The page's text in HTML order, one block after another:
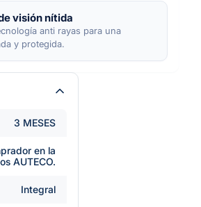
visión nítida
anti rayas para una
y protegida.
3 MESES
en la
AUTECO.
Integral